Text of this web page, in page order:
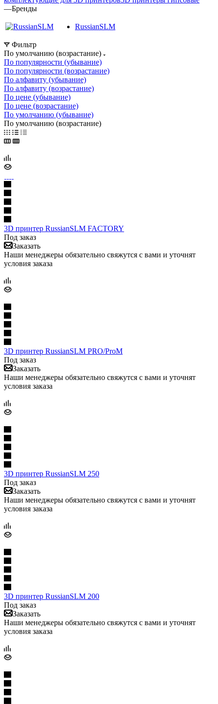
—Бренды
RussianSLM
Фильтр
По умолчанию (возрастание)
По популярности (убывание)
По популярности (возрастание)
По алфавиту (убывание)
По алфавиту (возрастание)
По цене (убывание)
По цене (возрастание)
По умолчанию (убывание)
По умолчанию (возрастание)
3D принтер RussianSLM FACTORY
Под заказ
Заказать
Наши менеджеры обязательно свяжутся с вами и уточнят
условия заказа
3D принтер RussianSLM PRO/ProM
Под заказ
Заказать
Наши менеджеры обязательно свяжутся с вами и уточнят
условия заказа
3D принтер RussianSLM 250
Под заказ
Заказать
Наши менеджеры обязательно свяжутся с вами и уточнят
условия заказа
3D принтер RussianSLM 200
Под заказ
Заказать
Наши менеджеры обязательно свяжутся с вами и уточнят
условия заказа